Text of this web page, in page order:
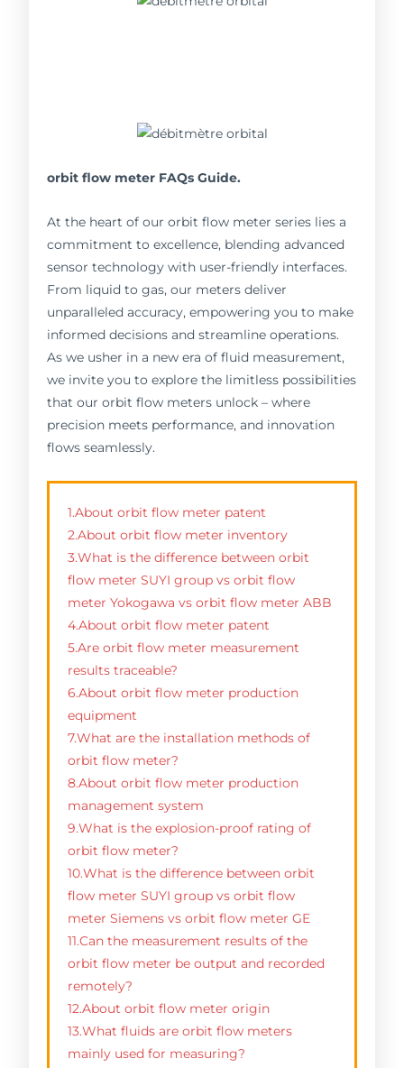
orbit flow meter FAQs Guide.
At the heart of our orbit flow meter series lies a
commitment to excellence, blending advanced
sensor technology with user-friendly interfaces.
From liquid to gas, our meters deliver
unparalleled accuracy, empowering you to make
informed decisions and streamline operations.
As we usher in a new era of fluid measurement,
we invite you to explore the limitless possibilities
that our orbit flow meters unlock – where
precision meets performance, and innovation
flows seamlessly.
1.About orbit flow meter patent
2.About orbit flow meter inventory
3.What is the difference between orbit
flow meter SUYI group vs orbit flow
meter Yokogawa vs orbit flow meter ABB
4.About orbit flow meter patent
5.Are orbit flow meter measurement
results traceable?
6.About orbit flow meter production
equipment
7.What are the installation methods of
orbit flow meter?
8.About orbit flow meter production
management system
9.What is the explosion-proof rating of
orbit flow meter?
10.What is the difference between orbit
flow meter SUYI group vs orbit flow
meter Siemens vs orbit flow meter GE
11.Can the measurement results of the
orbit flow meter be output and recorded
remotely?
12.About orbit flow meter origin
13.What fluids are orbit flow meters
mainly used for measuring?